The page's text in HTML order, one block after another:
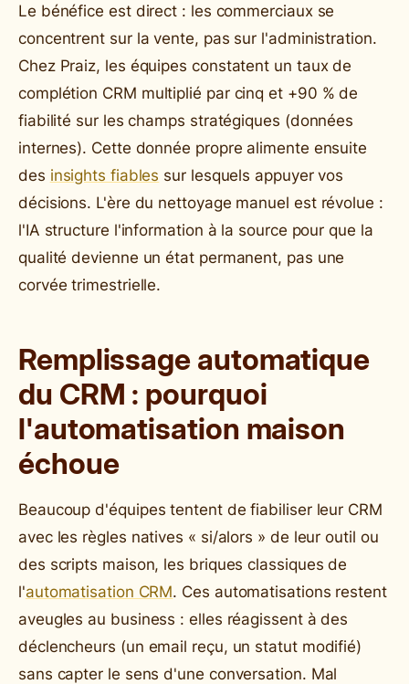
Le bénéfice est direct : les commerciaux se
concentrent sur la vente, pas sur l'administration.
Chez Praiz, les équipes constatent un taux de
complétion CRM multiplié par cinq et +90 % de
fiabilité sur les champs stratégiques (données
internes). Cette donnée propre alimente ensuite
des insights fiables sur lesquels appuyer vos
décisions. L'ère du nettoyage manuel est révolue :
l'IA structure l'information à la source pour que la
qualité devienne un état permanent, pas une
corvée trimestrielle.
Remplissage automatique
du CRM : pourquoi
l'automatisation maison
échoue
Beaucoup d'équipes tentent de fiabiliser leur CRM
avec les règles natives « si/alors » de leur outil ou
des scripts maison, les briques classiques de
l'automatisation CRM. Ces automatisations restent
aveugles au business : elles réagissent à des
déclencheurs (un email reçu, un statut modifié)
sans capter le sens d'une conversation. Mal